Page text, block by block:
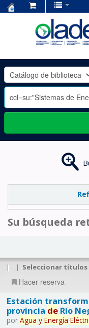
OLADE
-
Su búsqueda
| | Seleccionar títulos
Hacer reserva
Estación
provincia deRío
por Agua y Energía